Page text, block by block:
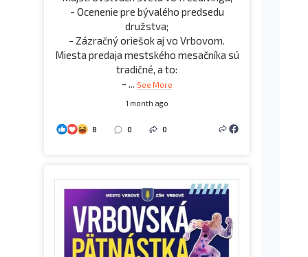
- Ocenenie pre bývalého predsedu
družstva;
- Zázračný oriešok aj vo Vrbovom.
Miesta predaja mestského mesačníka sú
tradičné, a to:
- ... See More
1 month ago
8 0 0